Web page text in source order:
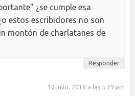
¿se cumple esa
estos escribidores no son
montón de charlatanes de
Responder
10 julio, 2018 a las 5:39 pm